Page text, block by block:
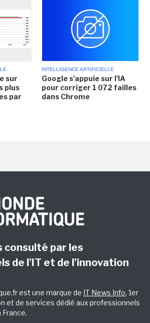
sur
plus
par
INTELLIGENCE ARTIFICIELLE
Google s'appuie sur l'IA
pour corriger 1 072 failles
dans Chrome
consulté par les
de l’IT et de l’innovation
est une marque de IT News Info, 1er
et de services dédié aux professionnels